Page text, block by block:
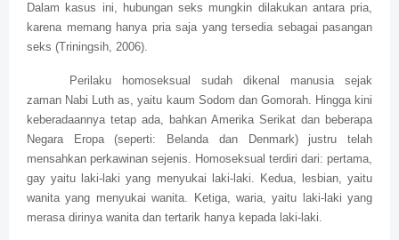
Dalam kasus ini, hubungan seks mungkin dilakukan antara pria,
karena memang hanya pria saja yang tersedia sebagai pasangan
seks (Triningsih, 2006).
Perilaku homoseksual sudah dikenal manusia sejak
zaman Nabi Luth as, yaitu kaum Sodom dan Gomorah. Hingga kini
keberadaannya tetap ada, bahkan Amerika Serikat dan beberapa
Negara Eropa (seperti: Belanda dan Denmark) justru telah
mensahkan perkawinan sejenis. Homoseksual terdiri dari: pertama,
gay yaitu laki-laki yang menyukai laki-laki. Kedua, lesbian, yaitu
wanita yang menyukai wanita. Ketiga, waria, yaitu laki-laki yang
merasa dirinya wanita dan tertarik hanya kepada laki-laki.